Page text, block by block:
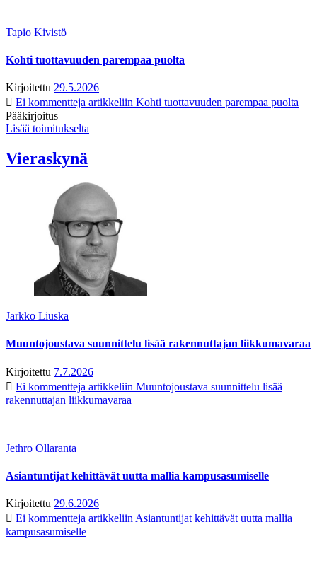
Tapio Kivistö
Kohti tuottavuuden parempaa puolta
Kirjoitettu 29.5.2026
Ei kommentteja artikkeliin Kohti tuottavuuden parempaa puolta
Pääkirjoitus
Lisää toimitukselta
Vieraskynä
Jarkko Liuska
Muuntojoustava suunnittelu lisää rakennuttajan liikkumavaraa
Kirjoitettu 7.7.2026
Ei kommentteja artikkeliin Muuntojoustava suunnittelu lisää
rakennuttajan liikkumavaraa
Jethro Ollaranta
Asiantuntijat kehittävät uutta mallia kampusasumiselle
Kirjoitettu 29.6.2026
Ei kommentteja artikkeliin Asiantuntijat kehittävät uutta mallia
kampusasumiselle